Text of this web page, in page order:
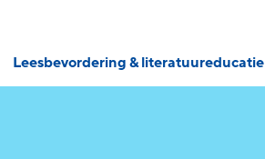
Leesbevordering & literatuureducatie